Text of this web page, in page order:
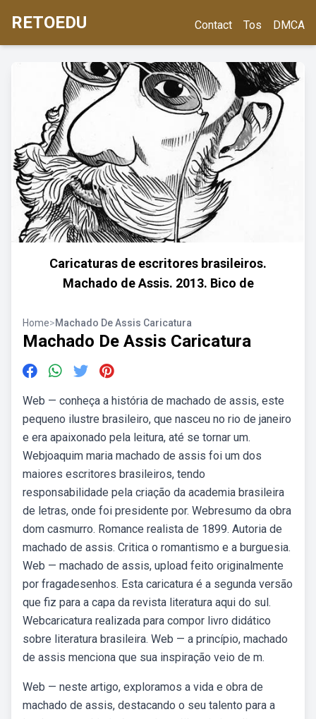
RETOEDU Contact Tos DMCA
Caricaturas de escritores brasileiros.
Machado de Assis. 2013. Bico de
Home>Machado De Assis Caricatura
Machado De Assis Caricatura
Web — conheça a história de machado de assis, este
pequeno ilustre brasileiro, que nasceu no rio de janeiro
e era apaixonado pela leitura, até se tornar um.
Webjoaquim maria machado de assis foi um dos
maiores escritores brasileiros, tendo
responsabilidade pela criação da academia brasileira
de letras, onde foi presidente por. Webresumo da obra
dom casmurro. Romance realista de 1899. Autoria de
machado de assis. Critica o romantismo e a burguesia.
Web — machado de assis, upload feito originalmente
por fragadesenhos. Esta caricatura é a segunda versão
que fiz para a capa da revista literatura aqui do sul.
Webcaricatura realizada para compor livro didático
sobre literatura brasileira. Web — a princípio, machado
de assis menciona que sua inspiração veio de m.
Web — neste artigo, exploramos a vida e obra de
machado de assis, destacando o seu talento para a